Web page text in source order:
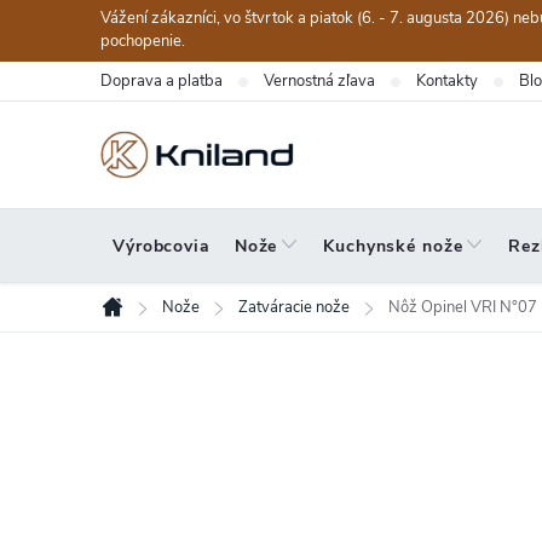
obsah
Vážení zákazníci, vo štvrtok a piatok (6. - 7. augusta 2026)
pochopenie.
Doprava a platba Vernostná zľava Kontakty
Výrobcovia Nože Kuchynské nože
Domov
Nože Zatváracie nože Nôž Opinel VRI